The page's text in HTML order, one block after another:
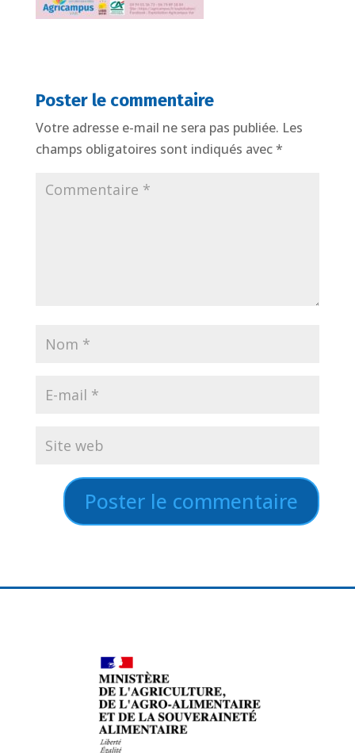
Poster le commentaire
Votre adresse e-mail ne sera pas publiée. Les
champs obligatoires sont indiqués avec*